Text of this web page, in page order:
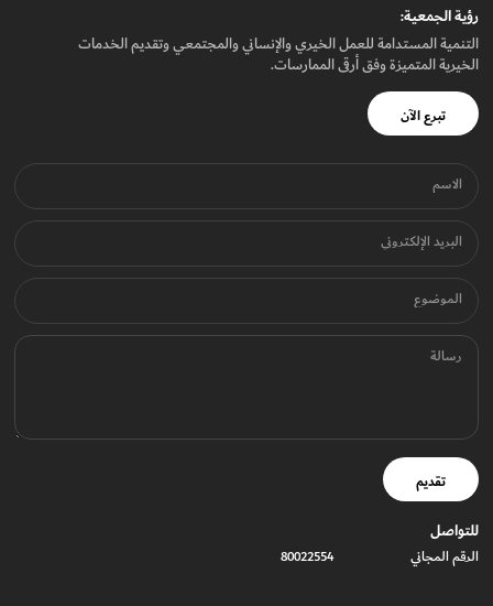
رؤيـة الجمعيـة:
التنمية المستدامة للعمل الخيري والإنساني والمجتمعي وتقديم الخدمات
الخيرية المتميزة وفق أرقى الممارسات.
تبرع الآن
الاسم
البريد الإلكتروني
الموضوع
رسالة
تقديم
للتواصل
الرقم المجاني 80022554